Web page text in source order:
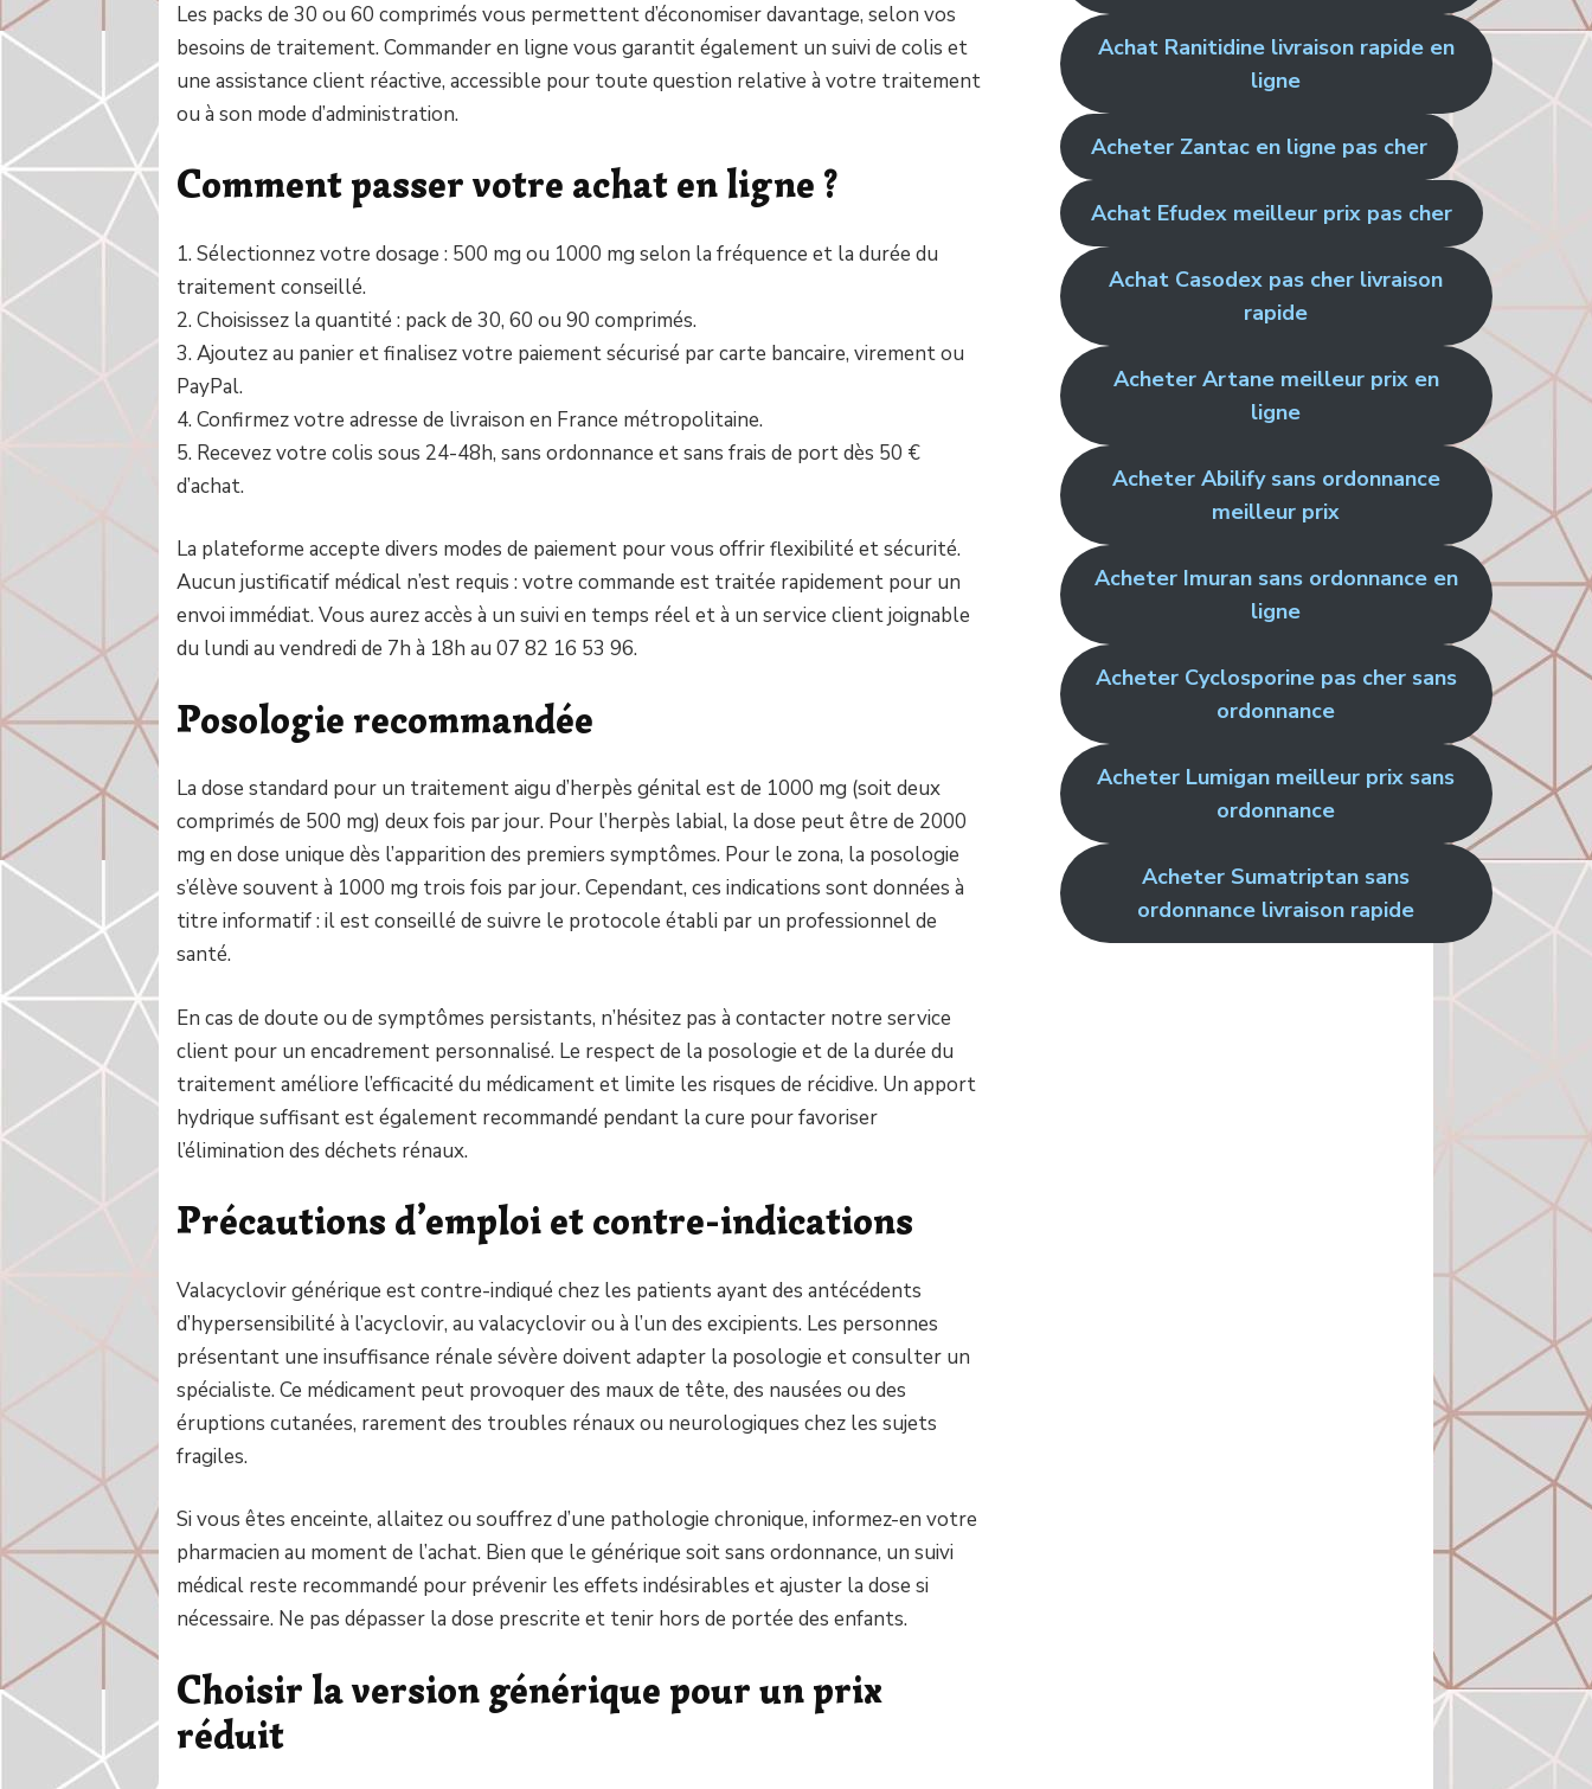
Les packs de 30 ou 60 comprimés vous permettent d’économiser davantage, selon vos
besoins de traitement. Commander en ligne vous garantit également un suivi de colis et
une assistance client réactive, accessible pour toute question relative à votre traitement
ou à son mode d’administration.
Comment passer votre achat en ligne ?
1. Sélectionnez votre dosage : 500 mg ou 1000 mg selon la fréquence et la durée du
traitement conseillé.
2. Choisissez la quantité : pack de 30, 60 ou 90 comprimés.
3. Ajoutez au panier et finalisez votre paiement sécurisé par carte bancaire, virement ou
PayPal.
4. Confirmez votre adresse de livraison en France métropolitaine.
5. Recevez votre colis sous 24-48h, sans ordonnance et sans frais de port dès 50 €
d’achat.
La plateforme accepte divers modes de paiement pour vous offrir flexibilité et sécurité.
Aucun justificatif médical n’est requis : votre commande est traitée rapidement pour un
envoi immédiat. Vous aurez accès à un suivi en temps réel et à un service client joignable
du lundi au vendredi de 7h à 18h au 07 82 16 53 96.
Posologie recommandée
La dose standard pour un traitement aigu d’herpès génital est de 1000 mg (soit deux
comprimés de 500 mg) deux fois par jour. Pour l’herpès labial, la dose peut être de 2000
mg en dose unique dès l’apparition des premiers symptômes. Pour le zona, la posologie
s’élève souvent à 1000 mg trois fois par jour. Cependant, ces indications sont données à
titre informatif : il est conseillé de suivre le protocole établi par un professionnel de
santé.
En cas de doute ou de symptômes persistants, n’hésitez pas à contacter notre service
client pour un encadrement personnalisé. Le respect de la posologie et de la durée du
traitement améliore l’efficacité du médicament et limite les risques de récidive. Un apport
hydrique suffisant est également recommandé pendant la cure pour favoriser
l’élimination des déchets rénaux.
Précautions d’emploi et contre-indications
Valacyclovir générique est contre-indiqué chez les patients ayant des antécédents
d’hypersensibilité à l’acyclovir, au valacyclovir ou à l’un des excipients. Les personnes
présentant une insuffisance rénale sévère doivent adapter la posologie et consulter un
spécialiste. Ce médicament peut provoquer des maux de tête, des nausées ou des
éruptions cutanées, rarement des troubles rénaux ou neurologiques chez les sujets
fragiles.
Si vous êtes enceinte, allaitez ou souffrez d’une pathologie chronique, informez-en votre
pharmacien au moment de l’achat. Bien que le générique soit sans ordonnance, un suivi
médical reste recommandé pour prévenir les effets indésirables et ajuster la dose si
nécessaire. Ne pas dépasser la dose prescrite et tenir hors de portée des enfants.
Choisir la version générique pour un prix
réduit
Achat Ranitidine livraison rapide en
ligne
Acheter Zantac en ligne pas cher
Achat Efudex meilleur prix pas cher
Achat Casodex pas cher livraison
rapide
Acheter Artane meilleur prix en
ligne
Acheter Abilify sans ordonnance
meilleur prix
Acheter Imuran sans ordonnance en
ligne
Acheter Cyclosporine pas cher sans
ordonnance
Acheter Lumigan meilleur prix sans
ordonnance
Acheter Sumatriptan sans
ordonnance livraison rapide